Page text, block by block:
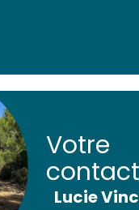
Votre
contact
Lucie